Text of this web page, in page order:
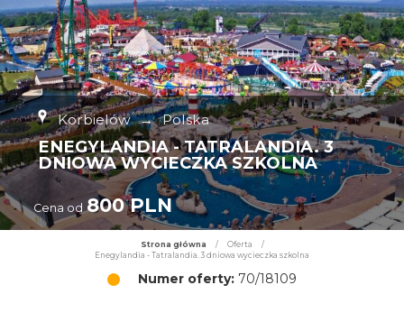
Korbielów → Polska
ENEGYLANDIA - TATRALANDIA. 3
DNIOWA WYCIECZKA SZKOLNA
Cena od 800 PLN
Strona główna / Oferta
/
Enegylandia - Tatralandia. 3 dniowa wycieczka szkolna
Numer oferty: 70/18109